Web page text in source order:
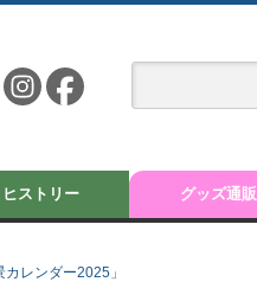
ヒストリー グッズ通販
レンダー2025」